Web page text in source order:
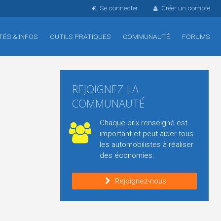
Se connecter Créer un compte
& INFOS OUTILS PRATIQUES COMMUNAUTÉ FORUMS
REJOIGNEZ LA
COMMUNAUTÉ
Chaque prix renseigné est
important et peut aider tous
les automobilistes à réaliser
des économies.
Rejoignez-nous